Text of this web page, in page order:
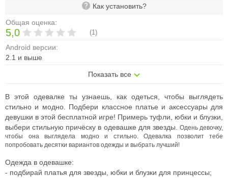
Как установить?
Общая оценка:
5,0 (1)
Android версии:
2.1 и выше
Показать все
В этой одевалке ты узнаешь, как одеться, чтобы выглядеть
стильно и модно. Подбери классное платье и аксессуары для
девушки в этой бесплатной игре! Примерь туфли, юбки и блузки,
выбери стильную причёску в одевашке для звезды. Одень девочку,
чтобы она выглядела модно и стильно. Одевалка позволит тебе
попробовать десятки вариантов одежды и выбрать лучший!
Одежда в одевашке:
- подбирай платья для звезды, юбки и блузки для принцессы;